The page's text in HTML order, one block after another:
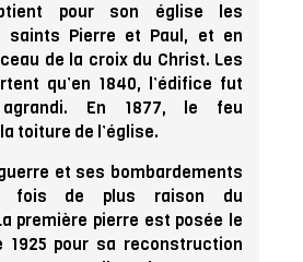
pour son église les
saints Pierre et Paul, et en
de la croix du Christ. Les
qu’en 1840, l’édifice fut
En 1877, le feu
toiture de l’église.
et ses bombardements
fois de plus raison du
première pierre est posée le
1925 pour sa reconstruction